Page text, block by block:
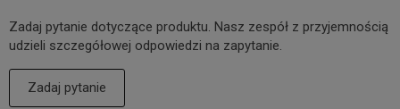
Zadaj pytanie dotyczące produktu. Nasz zespół z przyjemnością
udzieli szczegółowej odpowiedzi na zapytanie.
Zadaj pytanie